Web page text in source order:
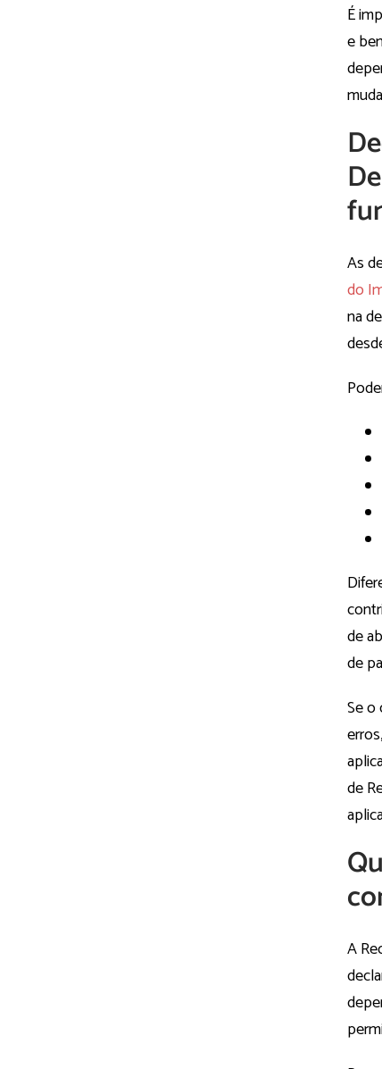
É
e
As
do
na
de
de
Se
de
A